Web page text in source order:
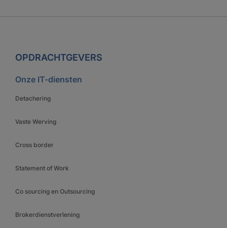
OPDRACHTGEVERS
Onze IT-diensten
Detachering
Vaste Werving
Cross border
Statement of Work
Co sourcing en Outsourcing
Brokerdienstverlening